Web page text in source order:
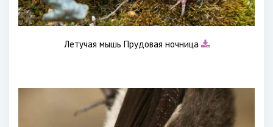
Летучая мышь Прудовая ночница